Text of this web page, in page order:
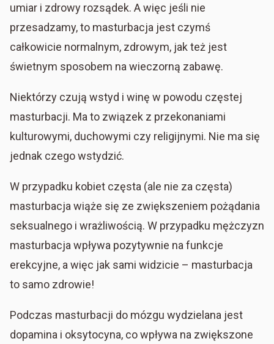
umiar i zdrowy rozsądek. A więc jeśli nie
przesadzamy, to masturbacja jest czymś
całkowicie normalnym, zdrowym, jak też jest
świetnym sposobem na wieczorną zabawę.
Niektórzy czują wstyd i winę w powodu częstej
masturbacji. Ma to związek z przekonaniami
kulturowymi, duchowymi czy religijnymi. Nie ma się
jednak czego wstydzić.
W przypadku kobiet częsta (ale nie za częsta)
masturbacja wiąże się ze zwiększeniem pożądania
seksualnego i wrażliwością. W przypadku mężczyzn
masturbacja wpływa pozytywnie na funkcje
erekcyjne, a więc jak sami widzicie – masturbacja
to samo zdrowie!
Podczas masturbacji do mózgu wydzielana jest
dopamina i oksytocyna, co wpływa na zwiększone